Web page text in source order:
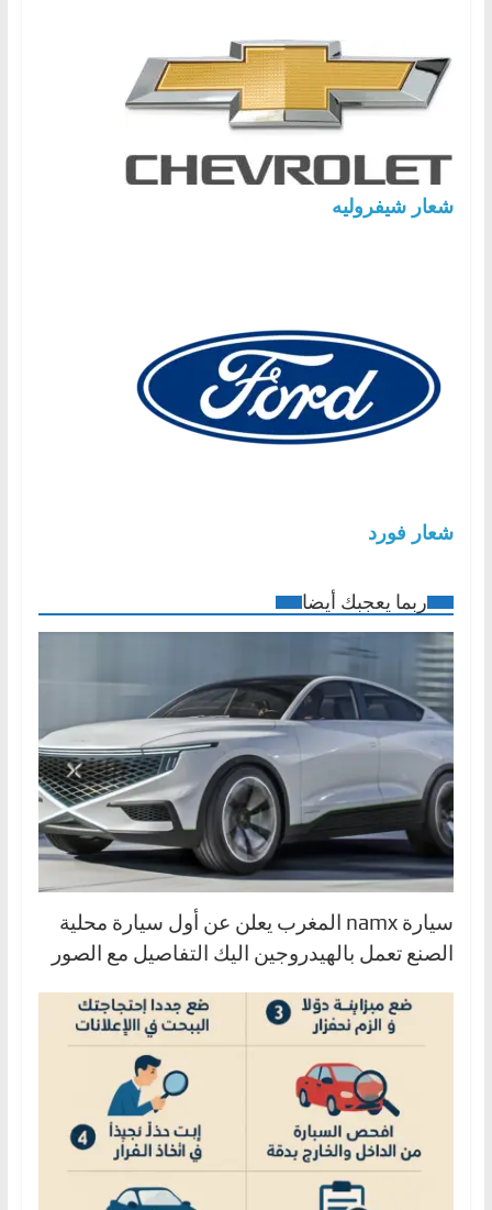
شعار شيفروليه
شعار فورد
ربما يعجبك أيضا
سيارة namx المغرب يعلن عن أول سيارة محلية
الصنع تعمل بالهيدروجين اليك التفاصيل مع الصور